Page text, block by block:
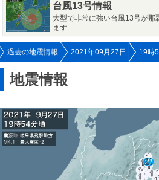
台風13号情報
大型で非常に強い台風13号が
ます
過去の地震情報 2021年09月27日 19時
地震情報